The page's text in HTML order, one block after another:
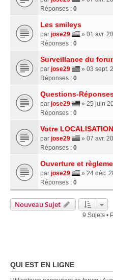
Réponses : 0
Les smileys
par jose29
» 01 avr.
Réponses : 0
Surveillance du
par jose29
» 03 sept.
Réponses : 0
Questions-
par jose29
» 25 juin
Réponses : 0
Votre
par jose29
» 07 avr.
Réponses : 0
Ouverture et
par jose29
» 24 déc.
Réponses : 0
Nouveau Sujet
9 Sujets •
QUI EST EN LIGNE